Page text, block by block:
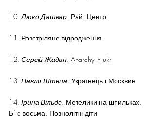
10. Люко Дашвар. Рай. Центр
11. Розстріляне відродження.
12. Сергій Жадан. Anarchy in ukr
13. Павло Штепа. Українець і Москвин
14. Ірина Вільде. Метелики на шпильках,
Б’ є восьма, Повнолітні діти